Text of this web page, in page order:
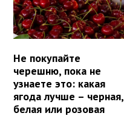
Не покупайте
черешню, пока не
узнаете это: какая
ягода лучше – черная,
белая или розовая